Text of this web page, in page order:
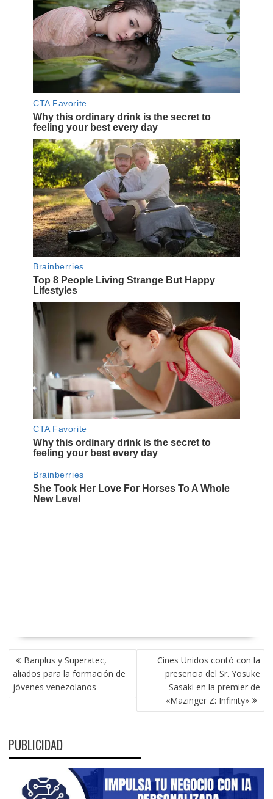
NAVEGACIÓN
DE
ENTRADAS
Banplus y Superatec,
aliados para la formación de
jóvenes venezolanos
Cines Unidos contó con la
presencia del Sr. Yosuke
Sasaki en la premier de
«Mazinger Z: Infinity»
PUBLICIDAD